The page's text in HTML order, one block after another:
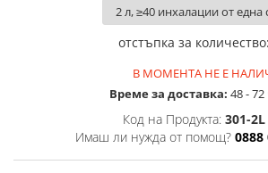
отстъпка за количество:
В МОМЕНТА НЕ Е
Времe за доставка: 48 - 72
Код на Продукта: 301-2L
Имаш ли нужда от помощ? 0888